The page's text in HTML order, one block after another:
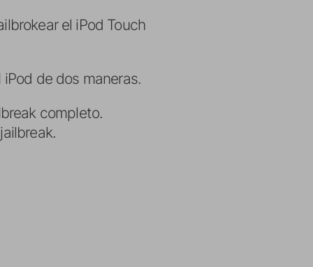
el iPod Touch
de dos maneras.
completo.